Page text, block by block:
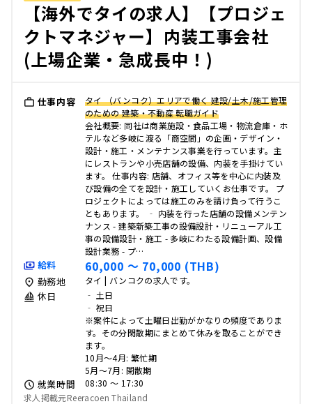
【海外でタイの求人】【プロジェ
クトマネジャー】内装工事会社
(上場企業・急成長中！)
仕事内容
タイ （バンコク）エリアで働く 建設/土木/施工管理
のための 建築・不動産 転職ガイド
会社概要: 同社は商業施設・食品工場・物流倉庫・ホ
テルなど多岐に渡る「商空間」の企画・デザイン・
設計・施工・メンテナンス事業を行っています。主
にレストランや小売店舗の設備、内装を手掛けてい
ます。 仕事内容: 店舗、オフィス等を中心に内装及
び設備の全てを設計・施工していくお仕事です。 プ
ロジェクトによっては施工のみを請け負って行うこ
ともあります。 ‐ 内装を行った店舗の設備メンテン
ナンス - 建築新築工事の設備設計・リニューアル工
事の設備設計・施工 - 多岐にわたる設備計画、設備
設計業務 - プ…
給料 60,000 〜 70,000 (THB)
勤務地 タイ | バンコクの求人です。
休日
‐ 土日
‐ 祝日
※案件によって土曜日出勤がかなりの頻度でありま
す。その分閑散期にまとめて休みを取ることができ
ます。
10月～4月: 繁忙期
5月～7月: 閑散期
就業時間
08:30 〜 17:30
求人掲載元Reeracoen Thailand